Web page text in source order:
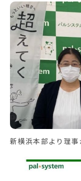
新横浜本部より理事